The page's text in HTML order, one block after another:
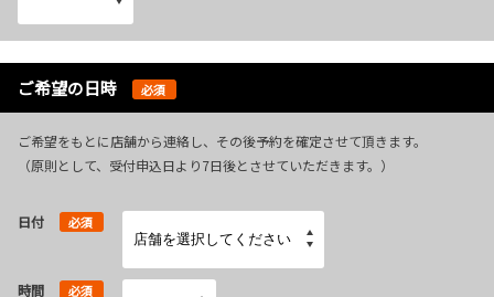
ご希望の日時 必須
ご希望をもとに店舗から連絡し、その後予約を確定させて頂きます。
（原則として、受付申込日より7日後とさせていただきます。）
日付 必須
時間 必須